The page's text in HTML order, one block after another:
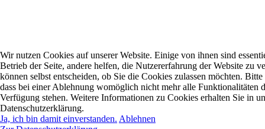
Wir nutzen Cookies auf unserer Website. Einige von ihnen sind
Betrieb der Seite, andere helfen, die Nutzererfahrung der Website zu
können selbst entscheiden, ob Sie die Cookies zulassen möchten. Bitte
dass bei einer Ablehnung womöglich nicht mehr alle Funktionalitäten
Verfügung stehen. Weitere Informationen zu Cookies erhalten Sie in
Datenschutzerklärung.
Ja, ich bin damit einverstanden. Ablehnen